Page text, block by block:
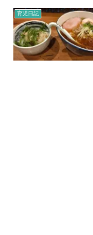
育児日記